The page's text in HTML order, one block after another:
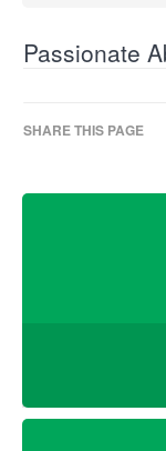
Passionate
SHARE THIS PAGE